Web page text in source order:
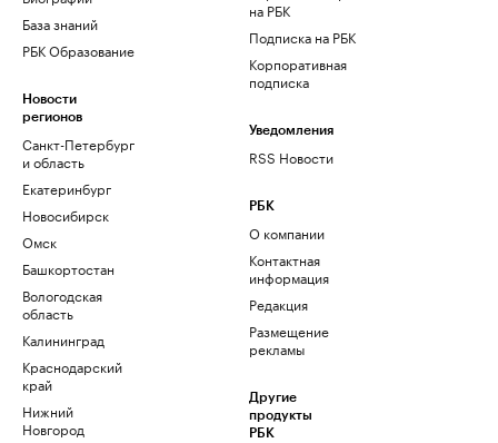
База знаний
РБК Образование
Новости
регионов
Санкт-Петербург
и область
Екатеринбург
Новосибирск
Омск
Башкортостан
Вологодская
область
Калининград
Краснодарский
край
Нижний
Новгород
на РБК
Подписка на РБК
Корпоративная
подписка
Уведомления
RSS Новости
РБК
О компании
Контактная
информация
Редакция
Размещение
рекламы
Другие
продукты
РБК